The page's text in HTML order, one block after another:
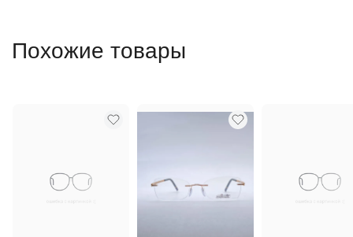
Похожие товары